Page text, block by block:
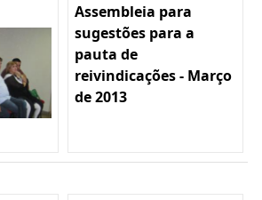
Assembleia para
sugestões para a
pauta de
reivindicações - Março
de 2013